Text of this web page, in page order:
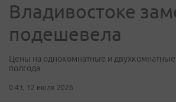
Владивостоке
подешевела
Цены на однокомнатные и двухкомнатные
полгода
0:43, 12 июля 2026